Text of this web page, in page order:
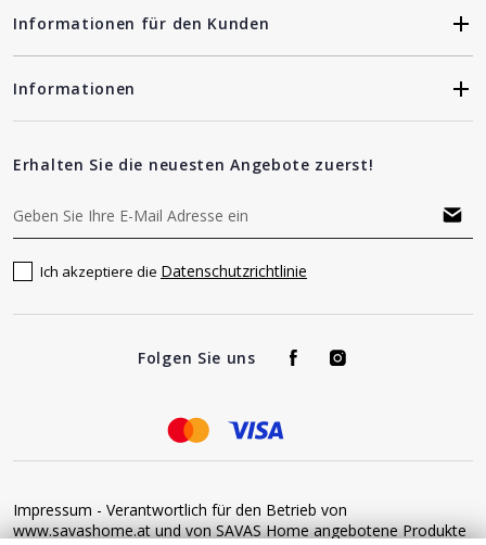
Informationen für den Kunden
Informationen
Erhalten Sie die neuesten Angebote zuerst!
Ich akzeptiere die Datenschutzrichtlinie
Folgen Sie uns
Impressum - Verantwortlich für den Betrieb von
www.savashome.at und von SAVAS Home angebotene Produkte